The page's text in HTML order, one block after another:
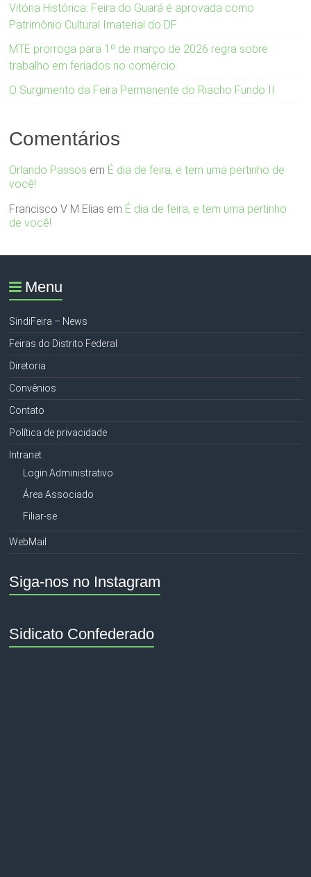
Vitória Histórica: Feira do Guará é aprovada como
Patrimônio Cultural Imaterial do DF
MTE prorroga para 1º de março de 2026 regra sobre
trabalho em feriados no comércio
O Surgimento da Feira Permanente do Riacho Fundo II
Comentários
Orlando Passos em É dia de feira, e tem uma pertinho de
você!
Francisco V M Elias em É dia de feira, e tem uma pertinho
de você!
Menu
SindiFeira – News
Feiras do Distrito Federal
Diretoria
Convênios
Contato
Política de privacidade
Intranet
Login Administrativo
Área Associado
Filiar-se
WebMail
Siga-nos no Instagram
Sidicato Confederado